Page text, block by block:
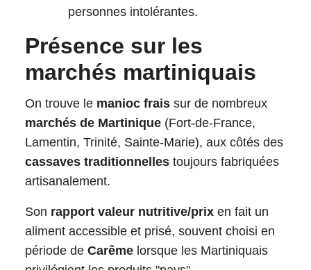
personnes intolérantes.
Présence sur les
marchés martiniquais
On trouve le manioc frais sur de nombreux
marchés de Martinique (Fort-de-France,
Lamentin, Trinité, Sainte-Marie), aux côtés des
cassaves traditionnelles toujours fabriquées
artisanalement.
Son rapport valeur nutritive/prix en fait un
aliment accessible et prisé, souvent choisi en
période de Carême lorsque les Martiniquais